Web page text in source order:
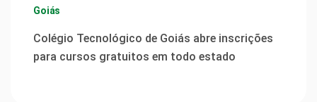
Goiás
Colégio Tecnológico de Goiás abre inscrições
para cursos gratuitos em todo estado